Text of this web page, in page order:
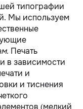
типографии
Мы используем
. Печать
в зависимости
и
и тиснения
(мелкий